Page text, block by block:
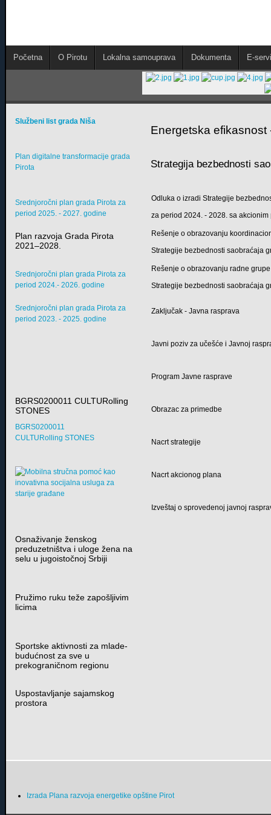
Početna O Pirotu Lokalna samouprava Dokumenta E-
Energetska efikasnost
Strategija bezbednosti
Odluka o izradi Strategije
za period 2024. - 2028. sa akcionim
Rešenje o obrazovanju
Strategije bezbednosti saobraćaja
Rešenje o obrazovanju radne
Strategije bezbednosti saobraćaja
Zaključak - Javna rasprava
Javni poziv za učešće i Javnoj
Program Javne rasprave
Obrazac za primedbe
Nacrt strategije
Nacrt akcionog plana
Izveštaj o sprovedenoj javnoj
Službeni list grada Niša
Plan digitalne transformacije grada
Pirota
Srednjoročni plan grada Pirota za
period 2025. - 2027. godine
Plan razvoja Grada Pirota
2021–2028.
Srednjoročni plan grada Pirota za
period 2024.- 2026. godine
Srednjoročni plan grada Pirota za
period 2023. - 2025. godine
BGRS0200011 CULTURolling
STONES
BGRS0200011
CULTURolling STONES
Osnaživanje ženskog
preduzetništva i uloge žena na
selu u jugoistočnoj Srbiji
Pružimo ruku teže zapošljivim
licima
Sportske aktivnosti za mlade-
budućnost za sve u
prekograničnom regionu
Uspostavljanje sajamskog
prostora
Izrada Plana razvoja energetike opštine Pirot